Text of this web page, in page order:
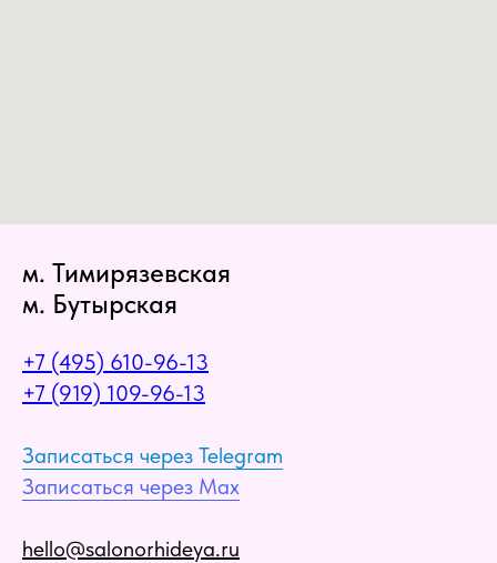
м. Тимирязевская
м. Бутырская
+7 (495) 610-96-13
+7 (919) 109-96-13
Записаться через Telegram
Записаться через Max
hello@salonorhideya.ru